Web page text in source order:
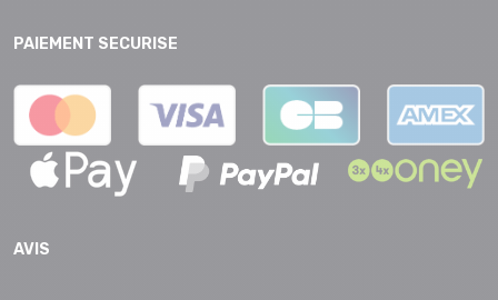
PAIEMENT SECURISE
AVIS